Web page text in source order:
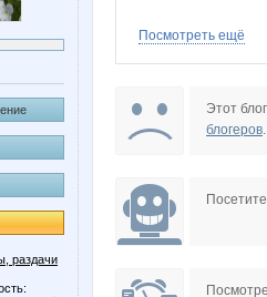
раздачи
Tau
Посмотреть ещё
Этот
блогеров.